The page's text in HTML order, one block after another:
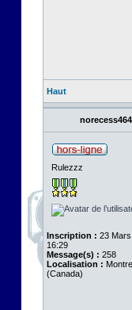
Haut
norecess464
Rulezzz
Inscription : 23 Mars
16:29
Message(s) : 258
Localisation :
(Canada)